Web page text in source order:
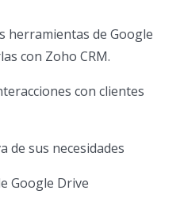
herramientas de Google
con Zoho CRM.
con clientes
de sus necesidades
Google Drive